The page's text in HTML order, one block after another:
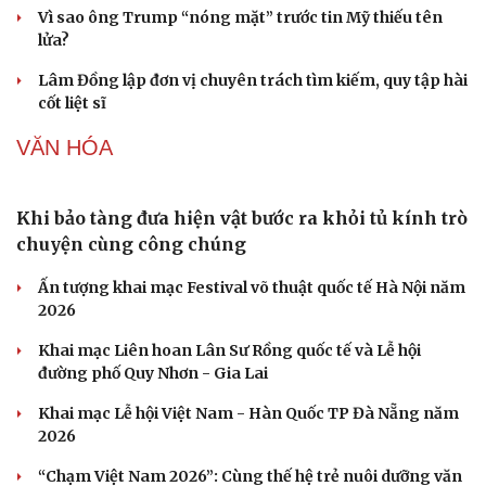
qua hợp tác với Rolls-Royce
Ukraine
trạng khẩn cấp
Vì sao ông Trump “nóng mặt” trước tin Mỹ thiếu tên
lửa?
Lâm Đồng lập đơn vị chuyên trách tìm kiếm, quy tập hài
VĂN HÓA